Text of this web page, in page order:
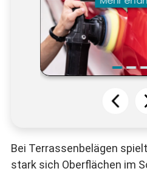
Bei Terrassenbelägen
stark sich Oberflächen im